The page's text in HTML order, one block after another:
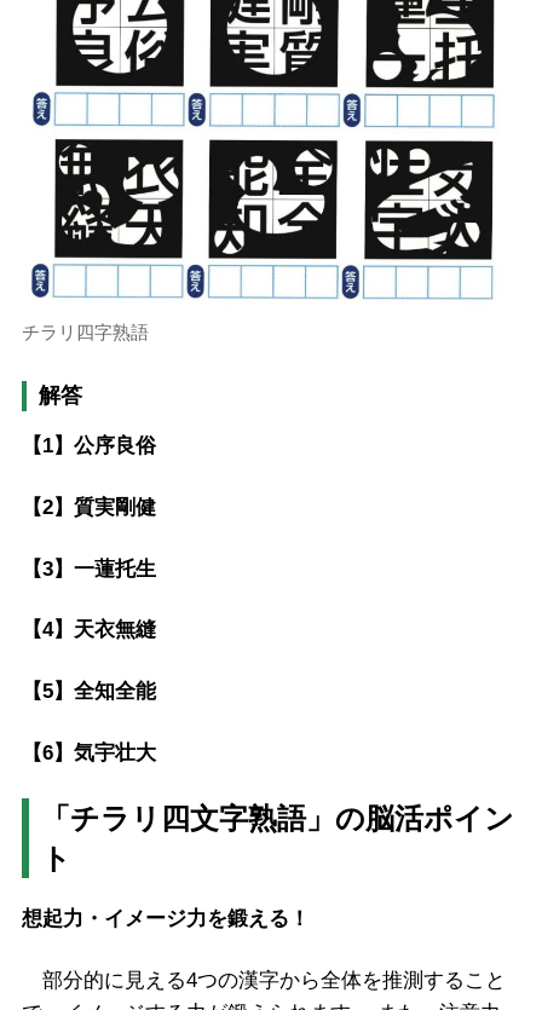
チラリ四字熟語
解答
【1】公序良俗
【2】質実剛健
【3】一蓮托生
【4】天衣無縫
【5】全知全能
【6】気宇壮大
「チラリ四文字熟語」の脳活ポイン
ト
想起力・イメージ力を鍛える！
部分的に見える4つの漢字から全体を推測すること